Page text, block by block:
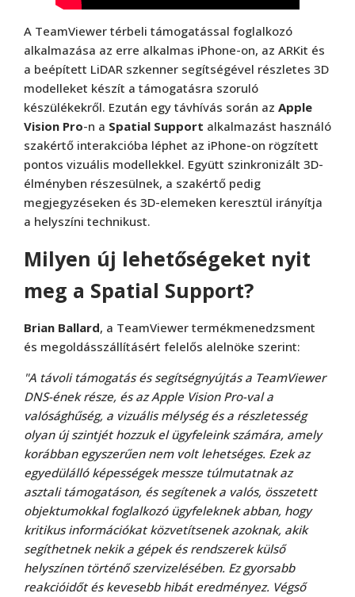
A TeamViewer térbeli támogatással foglalkozó
alkalmazása az erre alkalmas iPhone-on, az ARKit és
a beépített LiDAR szkenner segítségével részletes 3D
modelleket készít a támogatásra szoruló
készülékekről. Ezután egy távhívás során az Apple
Vision Pro-n a Spatial Support alkalmazást használó
szakértő interakcióba léphet az iPhone-on rögzített
pontos vizuális modellekkel. Együtt szinkronizált 3D-
élményben részesülnek, a szakértő pedig
megjegyzéseken és 3D-elemeken keresztül irányítja
a helyszíni technikust.
Milyen új lehetőségeket nyit
meg a Spatial Support?
Brian Ballard, a TeamViewer termékmenedzsment
és megoldásszállításért felelős alelnöke szerint:
"A távoli támogatás és segítségnyújtás a TeamViewer
DNS-ének része, és az Apple Vision Pro-val a
valósághűség, a vizuális mélység és a részletesség
olyan új szintjét hozzuk el ügyfeleink számára, amely
korábban egyszerűen nem volt lehetséges. Ezek az
egyedülálló képességek messze túlmutatnak az
asztali támogatáson, és segítenek a valós, összetett
objektumokkal foglalkozó ügyfeleknek abban, hogy
kritikus információkat közvetítsenek azoknak, akik
segíthetnek nekik a gépek és rendszerek külső
helyszínen történő szervizelésében. Ez gyorsabb
reakcióidőt és kevesebb hibát eredményez. Végső